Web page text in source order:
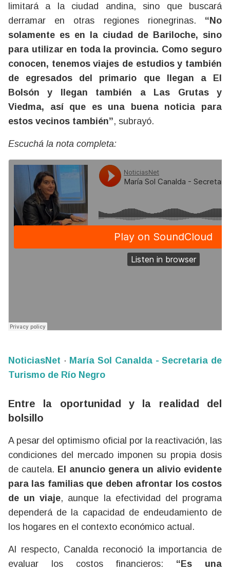
limitará a la ciudad andina, sino que buscará
derramar en otras regiones rionegrinas. “No
solamente es en la ciudad de Bariloche, sino
para utilizar en toda la provincia. Como seguro
conocen, tenemos viajes de estudios y también
de egresados del primario que llegan a El
Bolsón y llegan también a Las Grutas y
Viedma, así que es una buena noticia para
estos vecinos también”, subrayó.
Escuchá la nota completa:
NoticiasNet · María Sol Canalda - Secretaria de
Turismo de Río Negro
Entre la oportunidad y la realidad del
bolsillo
A pesar del optimismo oficial por la reactivación, las
condiciones del mercado imponen su propia dosis
de cautela. El anuncio genera un alivio evidente
para las familias que deben afrontar los costos
de un viaje, aunque la efectividad del programa
dependerá de la capacidad de endeudamiento de
los hogares en el contexto económico actual.
Al respecto, Canalda reconoció la importancia de
evaluar los costos financieros: “Es una